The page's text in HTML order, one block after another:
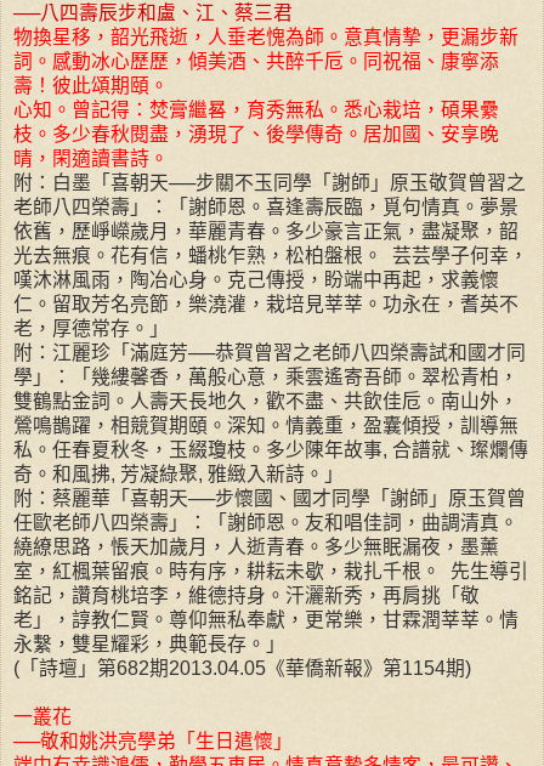
──八四壽辰步和盧、江、蔡三君
物換星移，韶光飛逝，人垂老愧為師。意真情摯，更漏步新
詞。感動冰心歷歷，傾美酒、共醉千卮。同祝福、康寧添
壽！彼此頌期頤。
心知。曾記得：焚膏繼晷，育秀無私。悉心栽培，碩果纍
枝。多少春秋閱盡，湧現了、後學傳奇。居加國、安享晚
晴，閑適讀書詩。
附：白墨「喜朝天──步關不玉同學「謝師」原玉敬賀曾習之
老師八四榮壽」：「謝師恩。喜逢壽辰臨，覓句情真。夢景
依舊，歷崢嶸歲月，華麗青春。多少豪言正氣，盡凝聚，韶
光去無痕。花有信，蟠桃乍熟，松柏盤根。 芸芸學子何幸，
嘆沐淋風雨，陶冶心身。克己傳授，盼端中再起，求義懷
仁。留取芳名亮節，樂澆灌，栽培見莘莘。功永在，耆英不
老，厚德常存。」
附：江麗珍「滿庭芳──恭賀曾習之老師八四榮壽試和國才同
學」：「幾縷馨香，萬般心意，乘雲遙寄吾師。翠松青柏，
雙鶴點金詞。人壽天長地久，歡不盡、共飲佳卮。南山外，
鶯鳴鵲躍，相競賀期頤。深知。情義重，盈囊傾授，訓導無
私。任春夏秋冬，玉綴瓊枝。多少陳年故事, 合譜就、璨爛傳
奇。和風拂, 芳凝綠聚, 雅緻入新詩。」
附：蔡麗華「喜朝天──步懷國、國才同學「謝師」原玉賀曾
任歐老師八四榮壽」：「謝師恩。友和唱佳詞，曲調清真。
繞繚思路，悵天加歲月，人逝青春。多少無眠漏夜，墨薰
室，紅楓葉留痕。時有序，耕耘未歇，栽扎千根。 先生導引
銘記，讚育桃培李，維德持身。汗灑新秀，再肩挑「敬
老」，諄教仁賢。尊仰無私奉獻，更常樂，甘霖潤莘莘。情
永繫，雙星耀彩，典範長存。」
(「詩壇」第682期2013.04.05《華僑新報》第1154期)
一叢花
──敬和姚洪亮學弟「生日遣懷」